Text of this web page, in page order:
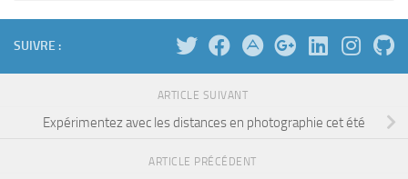
SUIVRE :
ARTICLE SUIVANT
Expérimentez avec les distances en photographie cet été
ARTICLE PRÉCÉDENT